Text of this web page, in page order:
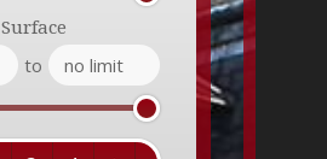
Surface
to